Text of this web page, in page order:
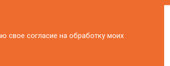
свое согласие на обработку моих